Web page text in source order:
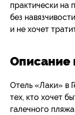
практически на
без
и не хочет
Описание
Отель «Лаки» в
тех, кто хочет
галечного